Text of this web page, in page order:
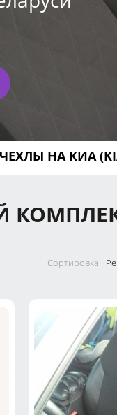
ЧЕХЛЫ НА КИА
Сортировка: